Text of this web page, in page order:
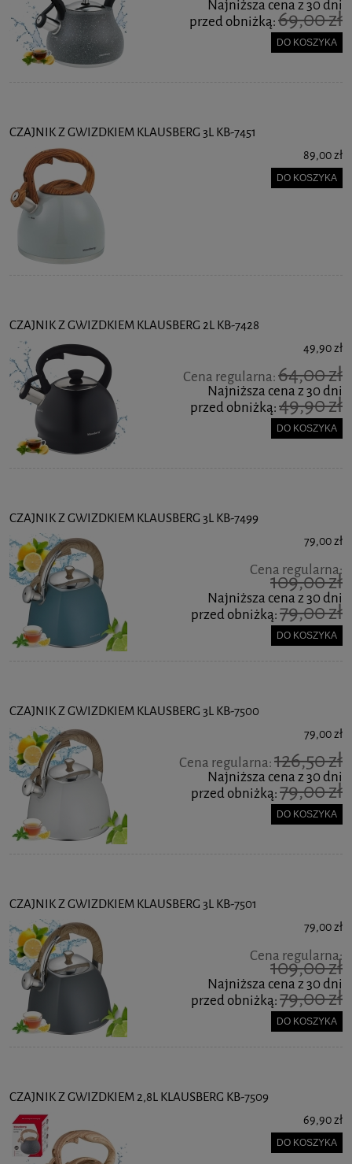
Najniższa cena z 30 dni
przed obniżką:69,00 zł
DO KOSZYKA
CZAJNIK Z GWIZDKIEM KLAUSBERG 3L KB-7451
89,00 zł
DO KOSZYKA
CZAJNIK Z GWIZDKIEM KLAUSBERG 2L KB-7428
49,90 zł
Cena regularna:64,00 zł
Najniższa cena z 30 dni
przed obniżką:49,90 zł
DO KOSZYKA
CZAJNIK Z GWIZDKIEM KLAUSBERG 3L KB-7499
79,00 zł
Cena regularna:
109,00 zł
Najniższa cena z 30 dni
przed obniżką:79,00 zł
DO KOSZYKA
CZAJNIK Z GWIZDKIEM KLAUSBERG 3L KB-7500
79,00 zł
Cena regularna:126,50 zł
Najniższa cena z 30 dni
przed obniżką:79,00 zł
DO KOSZYKA
CZAJNIK Z GWIZDKIEM KLAUSBERG 3L KB-7501
79,00 zł
Cena regularna:
109,00 zł
Najniższa cena z 30 dni
przed obniżką:79,00 zł
DO KOSZYKA
CZAJNIK Z GWIZDKIEM 2,8L KLAUSBERG KB-7509
69,90 zł
DO KOSZYKA